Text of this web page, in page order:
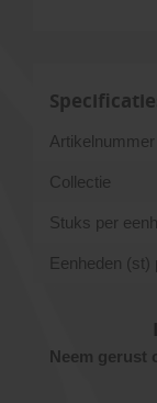
Artikelnummer
Collectie
Stuks per
Eenheden (st)
Neem gerust